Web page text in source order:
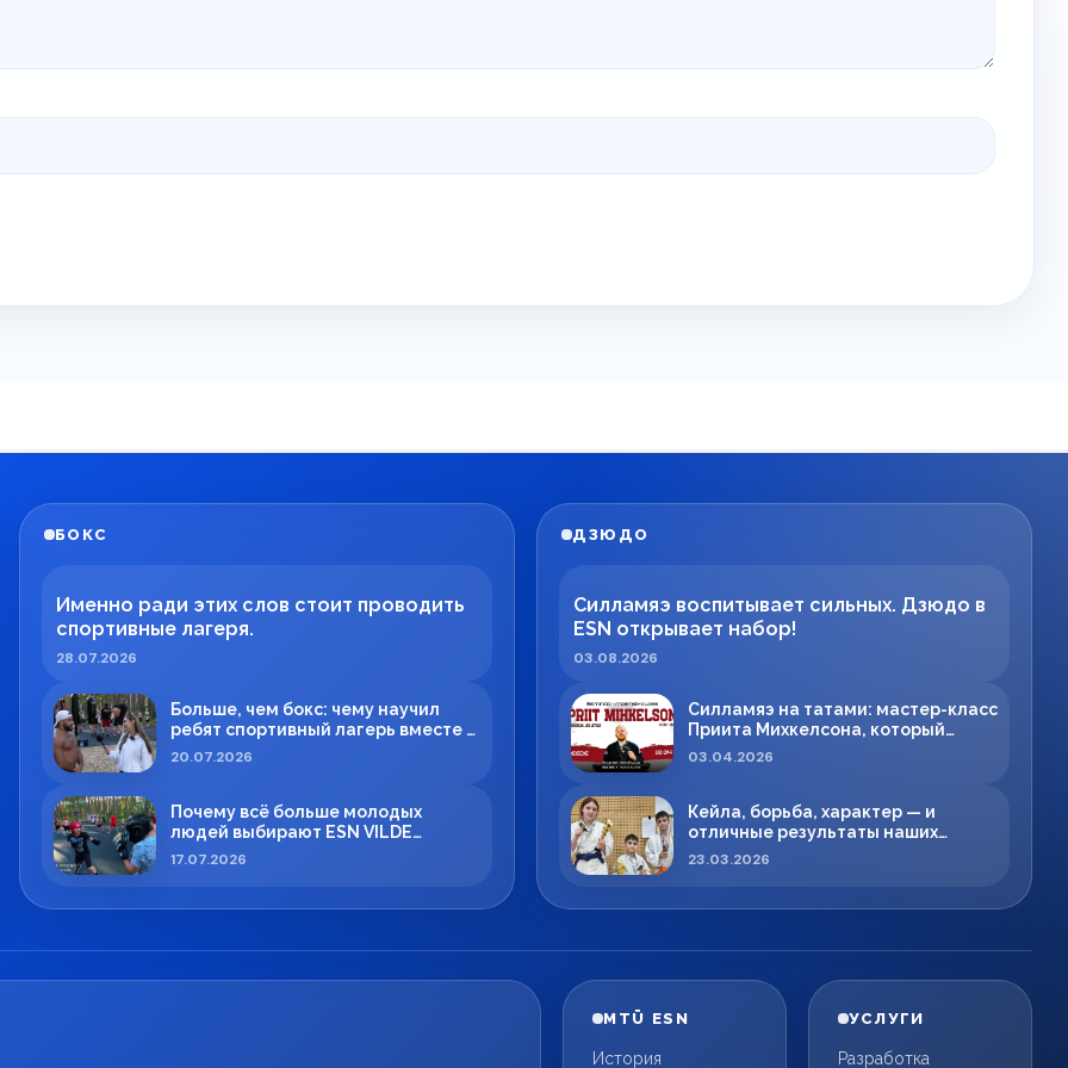
БОКС
Именно ради этих слов стоит проводить
спортивные лагеря.
28.07.2026
Больше, чем бокс: чему научил
ребят спортивный лагерь вместе с
Максимом Вильде
20.07.2026
Почему всё больше молодых
людей выбирают ESN VILDE
BOXING в Силламяэ?
17.07.2026
ДЗЮДО
Силламяэ воспитывает сильных. Дзюдо в
ESN открывает набор!
03.08.2026
Силламяэ на татами: мастер-класс
Приита Михкелсона, который
меняет правила игры в регионе
03.04.2026
Кейла, борьба, характер — и
отличные результаты наших
спортсменов!
23.03.2026
MTÜ ESN
История
УСЛУГИ
Разработка